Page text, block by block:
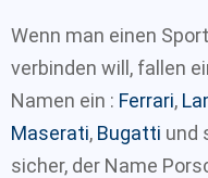
Wenn man einen
verbinden will, fallen
Namen ein : Ferrari,
Maserati, Bugatti und
sicher, der Name